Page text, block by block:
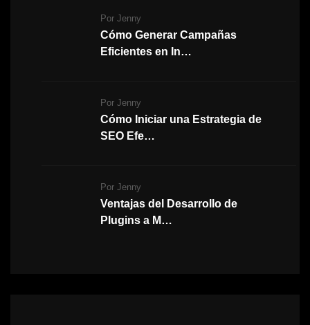
Cómo Generar Campañas
Eficientes en In…
Por Jenny
Cómo Iniciar una Estrategia de
SEO Efe…
Por Jenny
Ventajas del Desarrollo de
Plugins a M…
Por Jenny